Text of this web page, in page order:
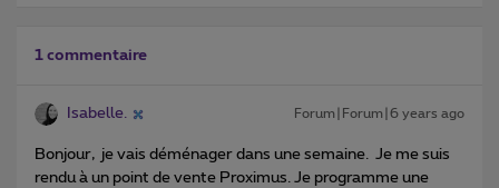
1 commentaire
Isabelle. Forum|Forum|6 years ago
Bonjour, je vais déménager dans une semaine. Je me suis
rendu à un point de vente Proximus. Je programme une